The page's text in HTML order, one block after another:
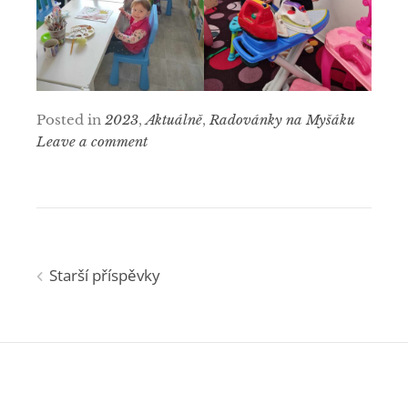
Posted in 2023,Aktuálně,Radovánky na Myšáku
Leave a comment
Navigace
Starší příspěvky